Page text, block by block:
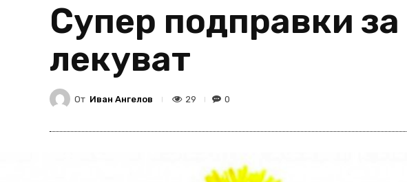
Супер подправки
лекуват
От Иван Ангелов 29 0